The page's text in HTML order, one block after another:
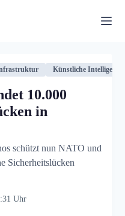
Künstliche Intelligenz
10.000
in
schützt nun NATO und
Sicherheitslücken
Uhr